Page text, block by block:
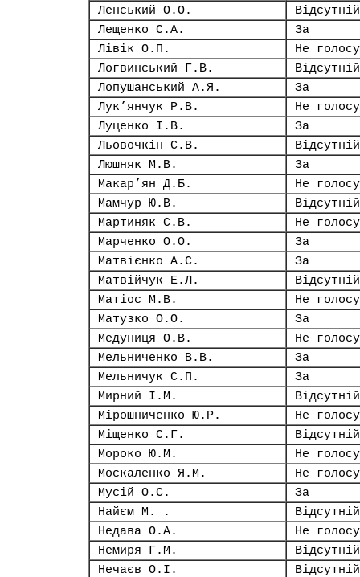
Ленський О.О.
Відсутній
Лещенко С.А.
За
Лівік О.П.
Не
Логвинський Г.В.
Відсутній
Лопушанський А.Я.
За
Лук’янчук Р.В.
Не
Луценко І.В.
За
Льовочкін С.В.
Відсутній
Люшняк М.В.
За
Макар’ян Д.Б.
Не
Мамчур Ю.В.
Відсутній
Мартиняк С.В.
Не
Марченко О.О.
За
Матвієнко А.С.
За
Матвійчук Е.Л.
Відсутній
Матіос М.В.
Не
Матузко О.О.
За
Медуниця О.В.
Не
Мельниченко В.В.
За
Мельничук С.П.
За
Мирний І.М.
Відсутній
Мірошниченко Ю.Р.
Не
Міщенко С.Г.
Відсутній
Мороко Ю.М.
Не
Москаленко Я.М.
Не
Мусій О.С.
За
Найєм М. .
Відсутній
Недава О.А.
Не
Немиря Г.М.
Відсутній
Нечаєв О.І.
Відсутній